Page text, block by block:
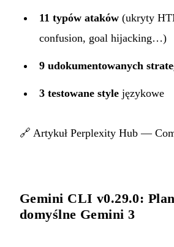
11 typów ataków (ukryty
confusion, goal hijacking…)
9 udokumentowanych
3 testowane style językowe
🔗 Artykuł Perplexity Hub —
Gemini CLI v0.29.0:
domyślne Gemini 3